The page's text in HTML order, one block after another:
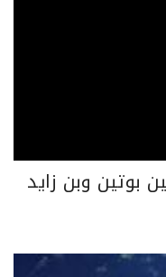
بوتين وبن زايد